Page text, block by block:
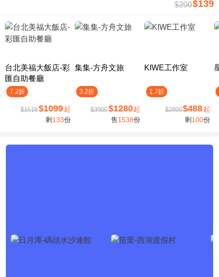
$200$139
台北美福大飯店-彩
匯自助餐廳
7.2折
$1518$1099 起
剩 133份
集集-方舟文旅
3.2折
$3900$1280起
售1538份
KIWE工作室
1.7折
$2800$488 起
剩 100份